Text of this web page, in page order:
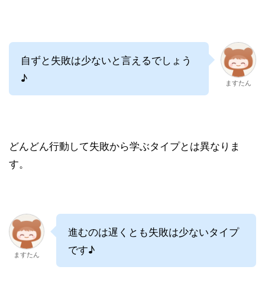
自ずと失敗は少ないと言えるでしょう
♪
ますたん
どんどん行動して失敗から学ぶタイプとは異なりま
す。
ますたん
進むのは遅くとも失敗は少ないタイプ
です♪